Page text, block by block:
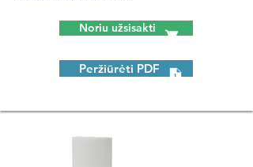
Noriu užsisakti
Peržiūrėti PDF